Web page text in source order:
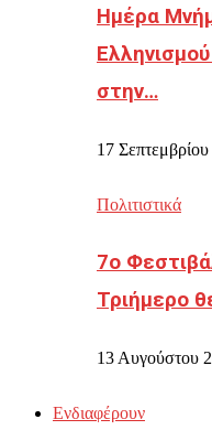
Ημέρα
στην…
17
Πολιτιστικά
7ο
Τριήμερο
13 Αυγούστου
Ενδιαφέρουν